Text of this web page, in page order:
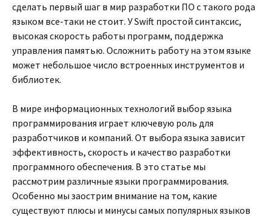
сделать первый шаг в мир разработки ПО с такого рода
языком все-таки не стоит. У Swift простой синтаксис,
высокая скорость работы программ, поддержка
управления памятью. Осложнить работу на этом языке
может небольшое число встроенных инструментов и
библиотек.
В мире информационных технологий выбор языка
программирования играет ключевую роль для
разработчиков и компаний. От выбора языка зависит
эффективность, скорость и качество разработки
программного обеспечения. В это статье мы
рассмотрим различные языки программирования.
Особенно мы заострим внимание на том, какие
существуют плюсы и минусы самых популярных языков